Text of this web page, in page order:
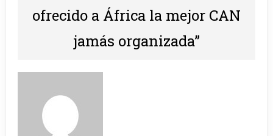
ofrecido a África la mejor CAN
jamás organizada”